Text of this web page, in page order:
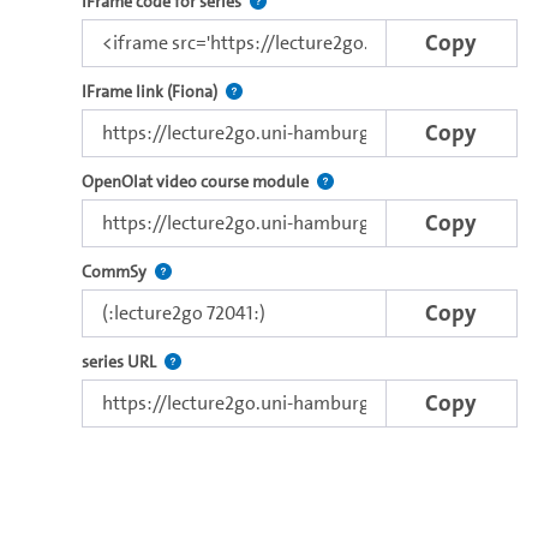
Copy
IFrame link (Fiona) Direct iFrame link for distribution to
Copy
OpenOlat video course module Use this link to embed a
Copy
CommSy Use this code to embed the video in Commsy.
Copy
series URL The link to the series.
Copy